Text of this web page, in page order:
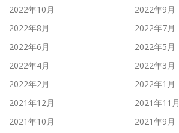
2022年10月
2022年9月
2022年8月
2022年7月
2022年6月
2022年5月
2022年4月
2022年3月
2022年2月
2022年1月
2021年12月
2021年11月
2021年10月
2021年9月